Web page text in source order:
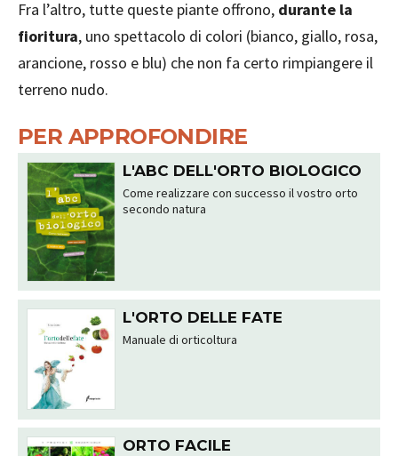
Fra l’altro, tutte queste piante offrono, durante la
fioritura, uno spettacolo di colori (bianco, giallo, rosa,
arancione, rosso e blu) che non fa certo rimpiangere il
terreno nudo.
PER APPROFONDIRE
L'ABC DELL'ORTO BIOLOGICO
Come realizzare con successo il vostro orto
secondo natura
L'ORTO DELLE FATE
Manuale di orticoltura
ORTO FACILE